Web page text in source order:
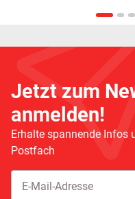
Jetzt zum
anmelden!
Erhalte spannende Infos
Postfach